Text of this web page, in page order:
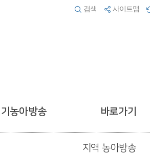
검색 사이트맵
농아방송 바로가기
지역 농아방송